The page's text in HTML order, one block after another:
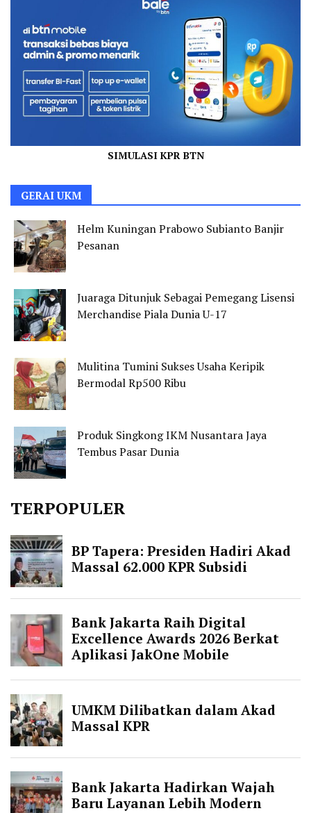
SIMULASI KPR BTN
GERAI UKM
Helm Kuningan Prabowo Subianto Banjir
Pesanan
Juaraga Ditunjuk Sebagai Pemegang Lisensi
Merchandise Piala Dunia U-17
Mulitina Tumini Sukses Usaha Keripik
Bermodal Rp500 Ribu
Produk Singkong IKM Nusantara Jaya
Tembus Pasar Dunia
TERPOPULER